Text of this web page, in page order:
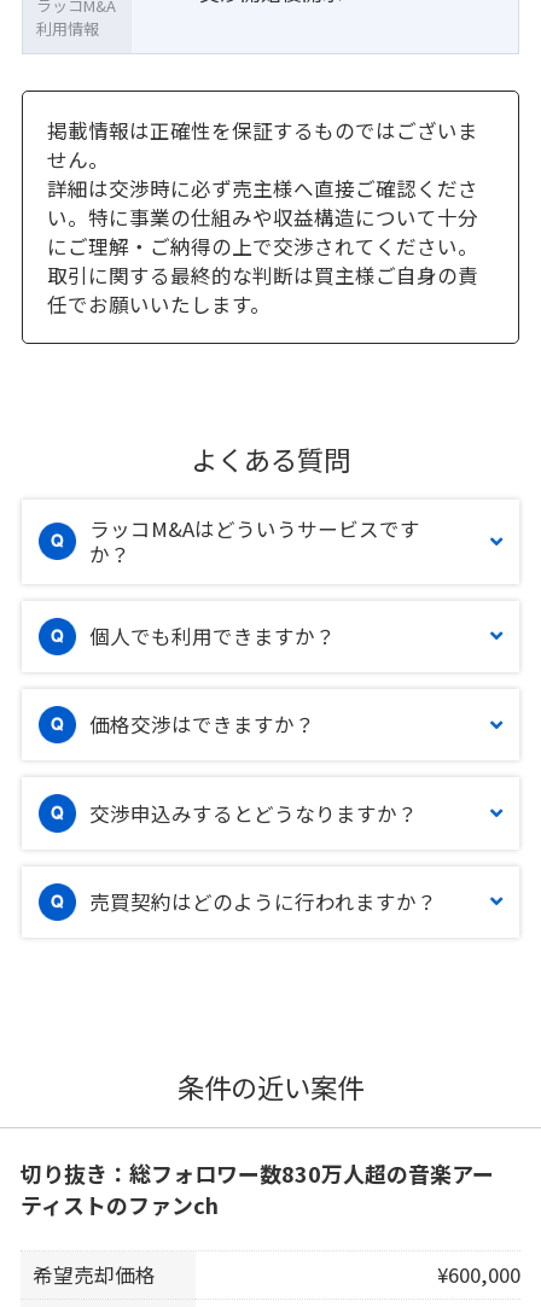
ラッコM&A
利用情報
掲載情報は正確性を保証するものではございま
せん。
詳細は交渉時に必ず売主様へ直接ご確認くださ
い。特に事業の仕組みや収益構造について十分
にご理解・ご納得の上で交渉されてください。
取引に関する最終的な判断は買主様ご自身の責
任でお願いいたします。
よくある質問
ラッコM&Aはどういうサービスです
か？
個人でも利用できますか？
価格交渉はできますか？
交渉申込みするとどうなりますか？
売買契約はどのように行われますか？
条件の近い案件
切り抜き：総フォロワー数830万人超の音楽アー
ティストのファンch
希望売却価格
¥600,000